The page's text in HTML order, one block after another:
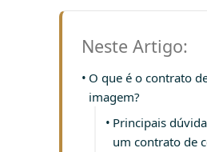
Neste Artigo:
O que é o contrato
imagem?
Principais
um contrato de